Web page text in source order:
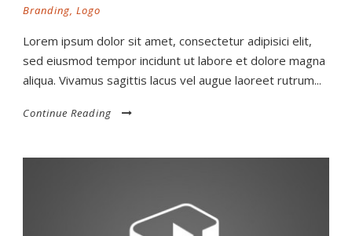
Branding, Logo
Lorem ipsum dolor sit amet, consectetur adipisici elit,
sed eiusmod tempor incidunt ut labore et dolore magna
aliqua. Vivamus sagittis lacus vel augue laoreet rutrum...
Continue Reading